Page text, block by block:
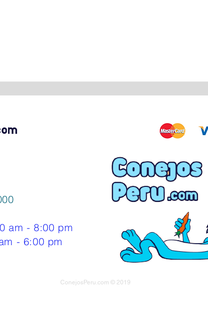
am - 8:00 pm
6:00 pm
ConejosPeru.com © 2019